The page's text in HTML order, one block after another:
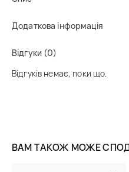
Додаткова інформація
Відгуки (0)
Відгуків немає, поки що.
ВАМ ТАКОЖ МОЖЕ